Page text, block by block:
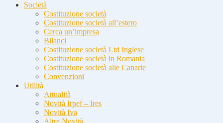
Società
Costituzione società
Costituzione società all’estero
Cerca un’impresa
Bilanci
Costituzione società Ltd Inglese
Costituzione società in Romania
Costituzione società alle Canarie
Convenzioni
Utilità
Attualità
Novità Irpef – Ires
Novità Iva
Altre Novità